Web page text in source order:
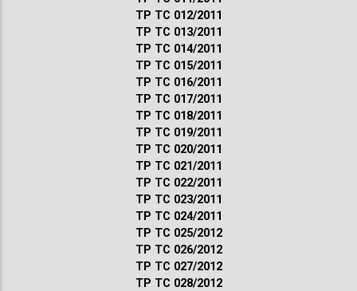
ТР ТС 012/2011
ТР ТС 013/2011
ТР ТС 014/2011
ТР ТС 015/2011
ТР ТС 016/2011
ТР ТС 017/2011
ТР ТС 018/2011
ТР ТС 019/2011
ТР ТС 020/2011
ТР ТС 021/2011
ТР ТС 022/2011
ТР ТС 023/2011
ТР ТС 024/2011
ТР ТС 025/2012
ТР ТС 026/2012
ТР ТС 027/2012
ТР ТС 028/2012